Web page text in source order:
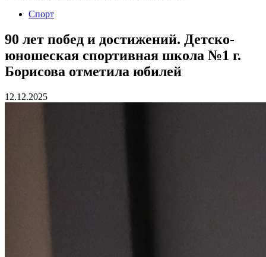
Спорт
90 лет побед и достижений. Детско-
юношеская спортивная школа №1 г.
Борисова отметила юбилей
12.12.2025